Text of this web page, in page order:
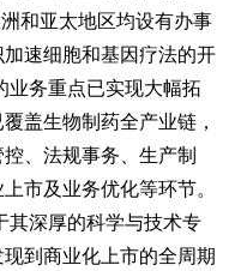
和亚太地区均设有办事
速细胞和基因疗法的开
业务重点已实现大幅拓
盖生物制药全产业链，
、法规事务、生产制
市及业务优化等环节。
其深厚的科学与技术专
到商业化上市的全周期